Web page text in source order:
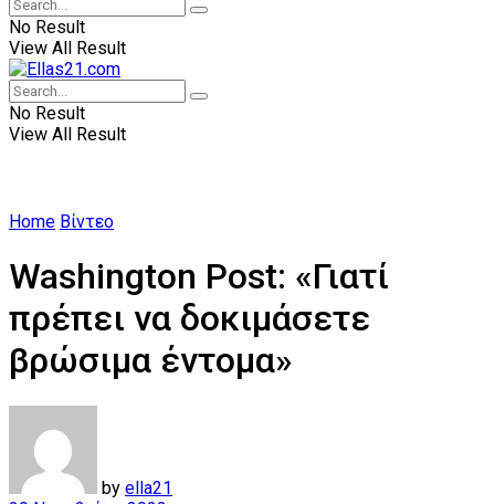
No Result
View All Result
No Result
View All Result
Home Βίντεο
Washington Post: «Γιατί
πρέπει να δοκιμάσετε
βρώσιμα έντομα»
by ella21